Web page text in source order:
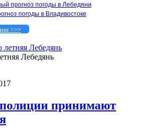
прогноз погоды в Лебедяни
погоды в Владивостоке
>>>
Лебедянь
принимают